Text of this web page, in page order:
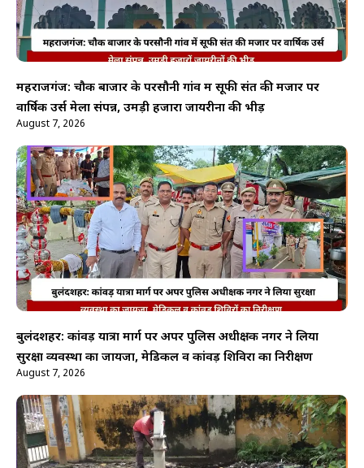
महराजगंज: चौक बाजार के परसौनी गांव में सूफी संत की मजार पर
वार्षिक उर्स मेला संपन्न, उमड़ी हजारों जायरीनों की भीड़
August 7, 2026
बुलंदशहर: कांवड़ यात्रा मार्ग पर अपर पुलिस अधीक्षक नगर ने लिया
सुरक्षा व्यवस्था का जायजा, मेडिकल व कांवड़ शिविरों का निरीक्षण
August 7, 2026